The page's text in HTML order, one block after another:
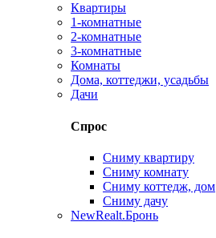
Квартиры
1-комнатные
2-комнатные
3-комнатные
Комнаты
Дома, коттеджи, усадьбы
Дачи
Спрос
Сниму квартиру
Сниму комнату
Сниму коттедж, дом
Сниму дачу
NewRealt.Бронь